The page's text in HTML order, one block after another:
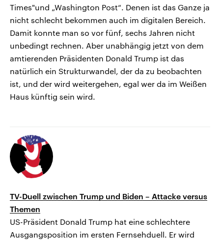
Times"und „Washington Post“. Denen ist das Ganze ja
nicht schlecht bekommen auch im digitalen Bereich.
Damit konnte man so vor fünf, sechs Jahren nicht
unbedingt rechnen. Aber unabhängig jetzt von dem
amtierenden Präsidenten Donald Trump ist das
natürlich ein Strukturwandel, der da zu beobachten
ist, und der wird weitergehen, egal wer da im Weißen
Haus künftig sein wird.
TV-Duell zwischen Trump und Biden – Attacke versus
Themen
US-Präsident Donald Trump hat eine schlechtere
Ausgangsposition im ersten Fernsehduell. Er wird